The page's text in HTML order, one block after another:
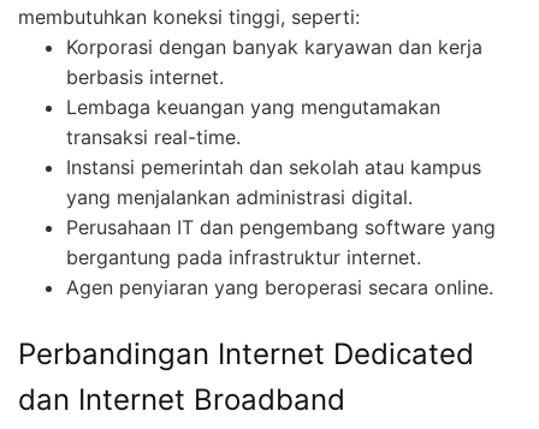
membutuhkan koneksi tinggi, seperti:
Korporasi dengan banyak karyawan dan kerja
berbasis internet.
Lembaga keuangan yang mengutamakan
transaksi real-time.
Instansi pemerintah dan sekolah atau kampus
yang menjalankan administrasi digital.
Perusahaan IT dan pengembang software yang
bergantung pada infrastruktur internet.
Agen penyiaran yang beroperasi secara online.
Perbandingan Internet Dedicated
dan Internet Broadband